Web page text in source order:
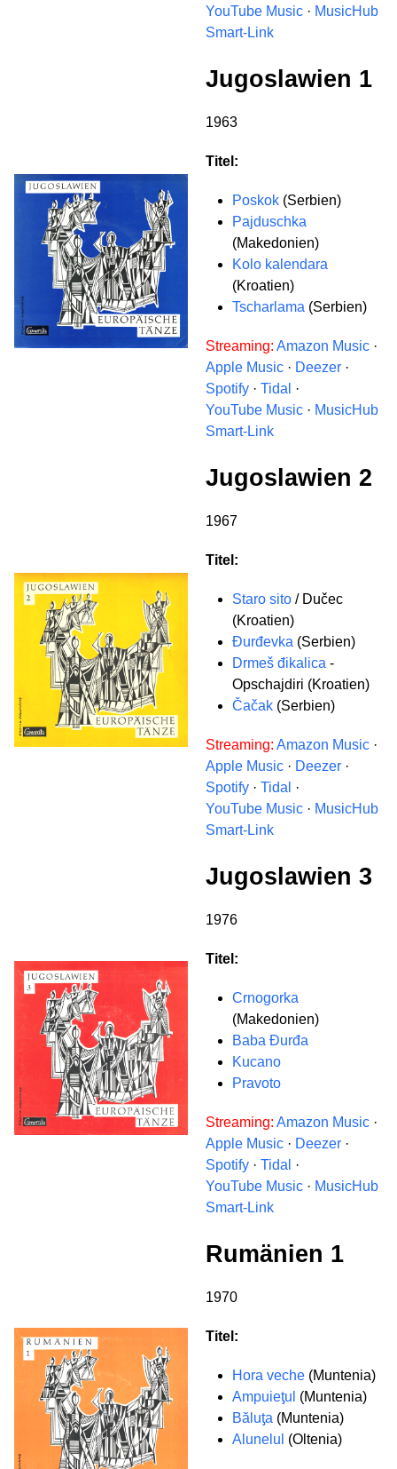
YouTube Music · MusicHub
Smart-Link
Jugoslawien 1
1963
Titel:
Poskok (Serbien)
Pajduschka
(Makedonien)
Kolo kalendara
(Kroatien)
Tscharlama (Serbien)
Streaming: Amazon Music ·
Apple Music · Deezer ·
Spotify · Tidal ·
YouTube Music · MusicHub
Smart-Link
Jugoslawien 2
1967
Titel:
Staro sito / Dučec
(Kroatien)
Đurđevka (Serbien)
Drmeš đikalica -
Opschajdiri (Kroatien)
Čačak (Serbien)
Streaming: Amazon Music ·
Apple Music · Deezer ·
Spotify · Tidal ·
YouTube Music · MusicHub
Smart-Link
Jugoslawien 3
1976
Titel:
Crnogorka
(Makedonien)
Baba Đurđa
Kucano
Pravoto
Streaming: Amazon Music ·
Apple Music · Deezer ·
Spotify · Tidal ·
YouTube Music · MusicHub
Smart-Link
Rumänien 1
1970
Titel:
Hora veche (Muntenia)
Ampuieƫul (Muntenia)
Băluƫa (Muntenia)
Alunelul (Oltenia)